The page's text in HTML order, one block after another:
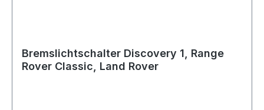
Bremslichtschalter Discovery 1, Range
Rover Classic, Land Rover